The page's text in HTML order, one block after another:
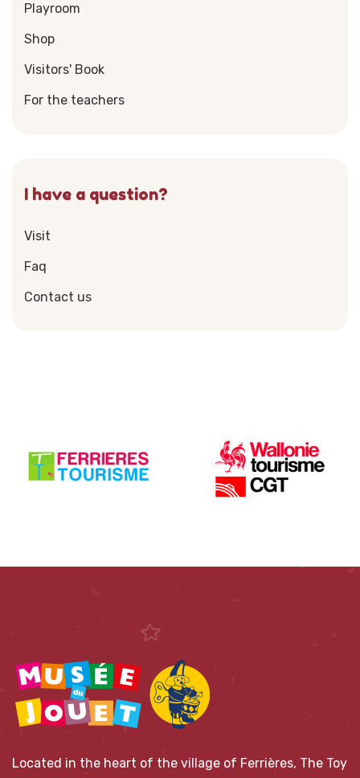
Playroom
Shop
Visitors' Book
For the teachers
I have a question?
Visit
Faq
Contact us
Located in the heart of the village of Ferrières, The Toy